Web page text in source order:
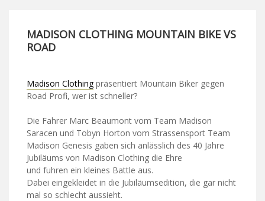
MADISON CLOTHING MOUNTAIN BIKE VS
ROAD
Madison Clothingpräsentiert Mountain Biker gegen
Road Profi, wer ist schneller?
Die Fahrer Marc Beaumont vom Team Madison
Saracen und Tobyn Horton vom Strassensport Team
Madison Genesis gaben sich anlässlich des 40 Jahre
Jubiläums von Madison Clothing die Ehre
und fuhren ein kleines Battle aus.
Dabei eingekleidet in die Jubiläumsedition, die gar nicht
mal so schlecht aussieht.